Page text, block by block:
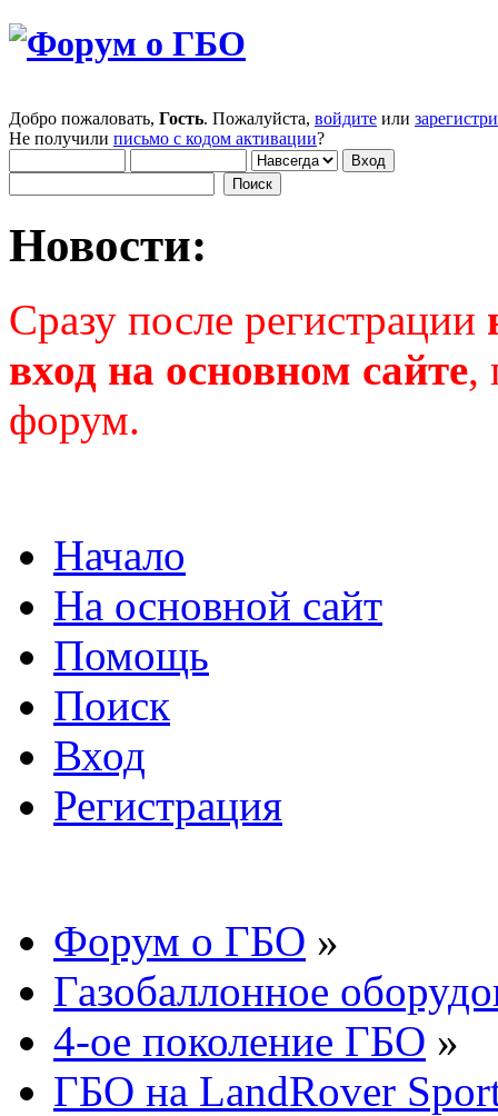
Добро пожаловать, Гость. Пожалуйста, войдите или
Не получили письмо с кодом активации?
Новости:
Сразу после регистрации
вход на основном сайте,
форум.
Начало
На основной сайт
Помощь
Поиск
Вход
Регистрация
Форум о ГБО »
Газобаллонное
4-ое поколение ГБО »
ГБО на LandRover